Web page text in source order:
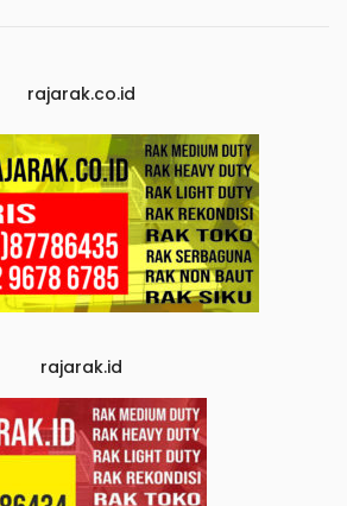
rajarak.co.id
rajarak.id